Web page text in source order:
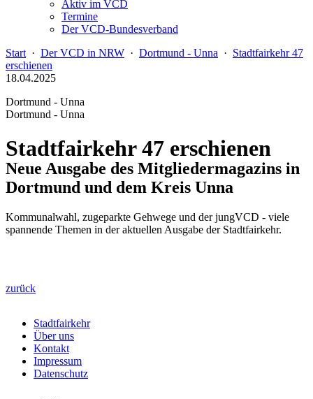
Aktiv im VCD
Termine
Der VCD-Bundesverband
Start · Der VCD in NRW · Dortmund - Unna · Stadtfairkehr 47
erschienen
18.04.2025
Dortmund - Unna
Dortmund - Unna
Stadtfairkehr 47 erschienen
Neue Ausgabe des Mitgliedermagazins in
Dortmund und dem Kreis Unna
Kommunalwahl, zugeparkte Gehwege und der jungVCD - viele
spannende Themen in der aktuellen Ausgabe der Stadtfairkehr.
zurück
Stadtfairkehr
Über uns
Kontakt
Impressum
Datenschutz